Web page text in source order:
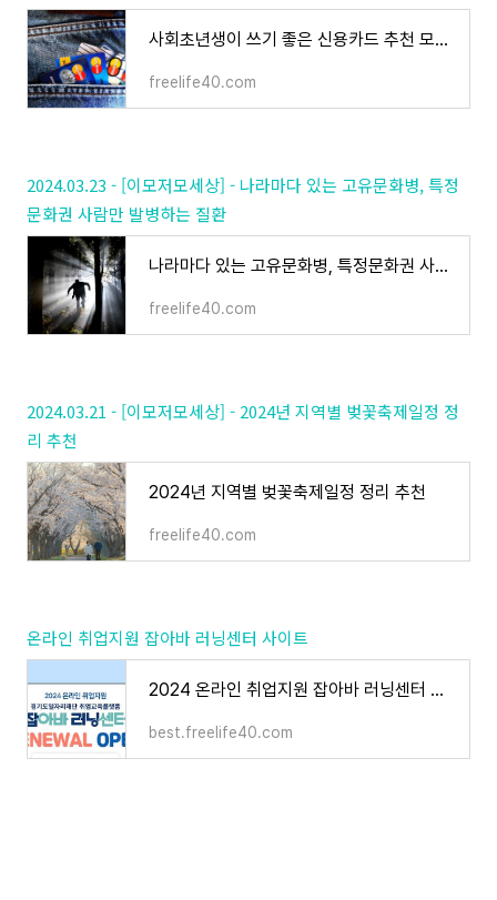
사회초년생이 쓰기 좋은 신용카드 추천 모음 정리
freelife40.com
2024.03.23 - [이모저모세상] - 나라마다 있는 고유문화병, 특정
문화권 사람만 발병하는 질환
나라마다 있는 고유문화병, 특정문화권 사람만 발병하는 질환
freelife40.com
2024.03.21 - [이모저모세상] - 2024년 지역별 벚꽃축제일정 정
리 추천
2024년 지역별 벚꽃축제일정 정리 추천
freelife40.com
온라인 취업지원 잡아바 러닝센터 사이트
2024 온라인 취업지원 잡아바 러닝센터 사이트
best.freelife40.com